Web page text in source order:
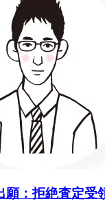
願：拒絶査定受